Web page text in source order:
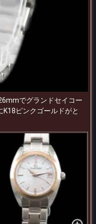
でグランドセイコー
ピンクゴールドがと